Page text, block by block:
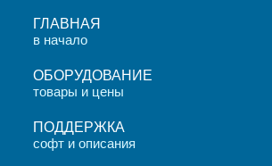
ГЛАВНАЯ
в начало
ОБОРУДОВАНИЕ
товары и цены
ПОДДЕРЖКА
софт и описания